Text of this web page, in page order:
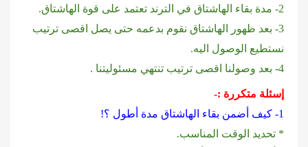
‏3- بعد ظهور الهاشتاق نقوم بدعمه حتى يصل اقصى ترتيب
نستطيع الوصول اليه.
‏إسئلة متكررة :-
1- كيف أضمن بقاء الهاشتاق مدة أطول ؟!
* تحديد الوقت المناسب.